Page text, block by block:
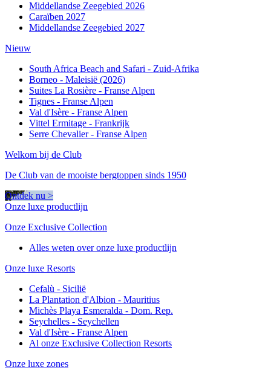
Middellandse Zeegebied 2026
Caraïben 2027
Middellandse Zeegebied 2027
Nieuw
South Africa Beach and Safari - Zuid-Afrika
Borneo - Maleisië (2026)
Suites La Rosière - Franse Alpen
Tignes - Franse Alpen
Val d'Isère - Franse Alpen
Vittel Ermitage - Frankrijk
Serre Chevalier - Franse Alpen
Welkom bij de Club
De Club van de mooiste bergtoppen sinds 1950
Ontdek nu >
Onze luxe productlijn
Onze Exclusive Collection
Alles weten over onze luxe productlijn
Onze luxe Resorts
Cefalù - Sicilië
La Plantation d'Albion - Mauritius
Michès Playa Esmeralda - Dom. Rep.
Seychelles - Seychellen
Val d'Isère - Franse Alpen
Al onze Exclusive Collection Resorts
Onze luxe zones